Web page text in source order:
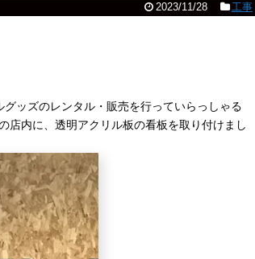
2023/11/28 工事
ッズのレンタル・販売を行っていらっしゃる
店内に、透明アクリル板の看板を取り付けまし